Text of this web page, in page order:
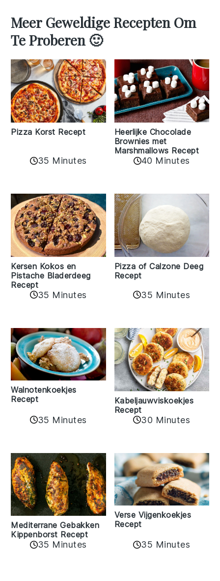
Meer Geweldige Recepten Om
Te Proberen 🙂
Pizza Korst Recept
35 Minutes
Heerlijke Chocolade
Brownies met
Marshmallows Recept
40 Minutes
Kersen Kokos en
Pistache Bladerdeeg
Recept
35 Minutes
Pizza of Calzone Deeg
Recept
35 Minutes
Walnotenkoekjes
Recept
35 Minutes
Kabeljauwviskoekjes
Recept
30 Minutes
Mediterrane Gebakken
Kippenborst Recept
35 Minutes
Verse Vijgenkoekjes
Recept
35 Minutes